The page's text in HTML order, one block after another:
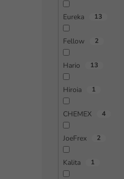
Eureka 13
Fellow 2
Hario 13
Hiroia 1
CHEMEX 4
JoeFrex 2
Kalita 1